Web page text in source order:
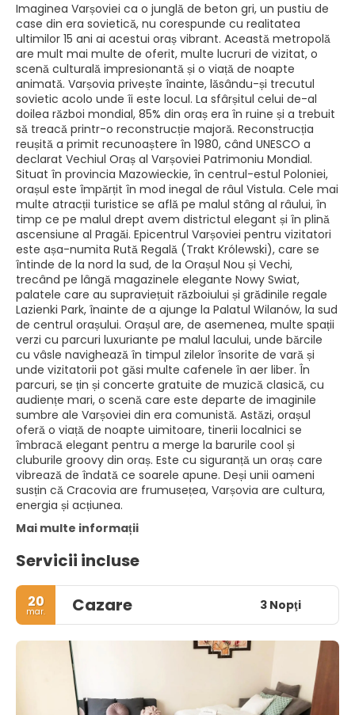
Imaginea Varșoviei ca o junglă de beton gri, un pustiu de
case din era sovietică, nu corespunde cu realitatea
ultimilor 15 ani ai acestui oraș vibrant. Această metropolă
are mult mai multe de oferit, multe lucruri de vizitat, o
scenă culturală impresionantă și o viață de noapte
animată. Varșovia privește înainte, lăsându-și trecutul
sovietic acolo unde îi este locul. La sfârșitul celui de-al
doilea război mondial, 85% din oraș era în ruine și a trebuit
să treacă printr-o reconstrucție majoră. Reconstrucția
reușită a primit recunoaștere în 1980, când UNESCO a
declarat Vechiul Oraș al Varșoviei Patrimoniu Mondial.
Situat în provincia Mazowieckie, în centrul-estul Poloniei,
orașul este împărțit în mod inegal de râul Vistula. Cele mai
multe atracții turistice se află pe malul stâng al râului, în
timp ce pe malul drept avem districtul elegant și în plină
ascensiune al Pragăi. Epicentrul Varșoviei pentru vizitatori
este așa-numita Rută Regală (Trakt Królewski), care se
întinde de la nord la sud, de la Orașul Nou și Vechi,
trecând pe lângă magazinele elegante Nowy Swiat,
palatele care au supraviețuit războiului și grădinile regale
Lazienki Park, înainte de a ajunge la Palatul Wilanów, la sud
de centrul orașului. Orașul are, de asemenea, multe spații
verzi cu parcuri luxuriante pe malul lacului, unde bărcile
cu vâsle navighează în timpul zilelor însorite de vară și
unde vizitatorii pot găsi multe cafenele în aer liber. În
parcuri, se țin și concerte gratuite de muzică clasică, cu
audiențe mari, o scenă care este departe de imaginile
sumbre ale Varșoviei din era comunistă. Astăzi, orașul
oferă o viață de noapte uimitoare, tinerii localnici se
îmbracă elegant pentru a merge la barurile cool și
cluburile groovy din oraș. Este cu siguranță un oraș care
vibrează de îndată ce soarele apune. Deși unii oameni
susțin că Cracovia are frumusețea, Varșovia are cultura,
energia și acțiunea.
Mai multe informații
Servicii incluse
20
mar. Cazare 3 Nopţi